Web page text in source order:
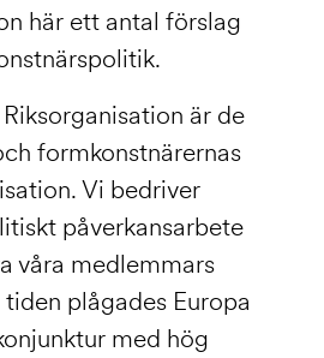
här ett antal förslag
är de
formkonstnärernas
Vi bedriver
påverkansarbete
våra medlemmars
plågades Europa
med hög